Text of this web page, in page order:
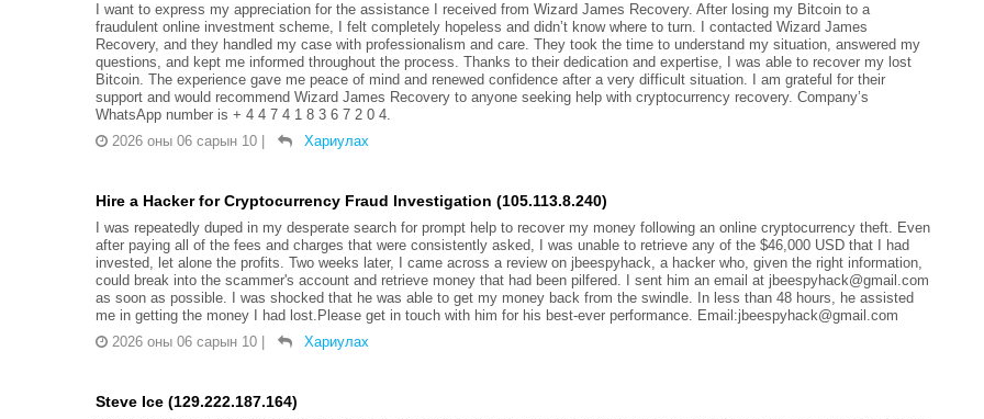
I want to express my appreciation for the assistance I received from Wizard James Recovery. After losing my Bitcoin to a
fraudulent online investment scheme, I felt completely hopeless and didn’t know where to turn. I contacted Wizard James
Recovery, and they handled my case with professionalism and care. They took the time to understand my situation, answered my
questions, and kept me informed throughout the process. Thanks to their dedication and expertise, I was able to recover my lost
Bitcoin. The experience gave me peace of mind and renewed confidence after a very difficult situation. I am grateful for their
support and would recommend Wizard James Recovery to anyone seeking help with cryptocurrency recovery. Company’s
WhatsApp number is + 4 4 7 4 1 8 3 6 7 2 0 4.
2026 оны 06 сарын 10
Хариулах
Hire a Hacker for Cryptocurrency Fraud Investigation (105.113.8.240)
I was repeatedly duped in my desperate search for prompt help to recover my money following an online cryptocurrency theft. Even
after paying all of the fees and charges that were consistently asked, I was unable to retrieve any of the $46,000 USD that I had
invested, let alone the profits. Two weeks later, I came across a review on jbeespyhack, a hacker who, given the right information,
could break into the scammer's account and retrieve money that had been pilfered. I sent him an email at jbeespyhack@gmail.com
as soon as possible. I was shocked that he was able to get my money back from the swindle. In less than 48 hours, he assisted
me in getting the money I had lost.Please get in touch with him for his best-ever performance. Email:jbeespyhack@gmail.com
2026 оны 06 сарын 10
Хариулах
Steve Ice (129.222.187.164)